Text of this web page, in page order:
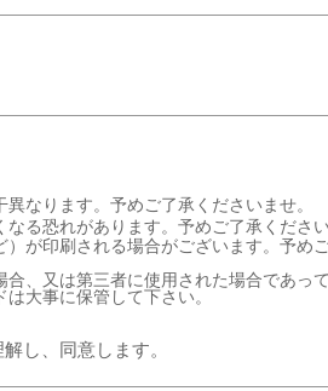
なります。予めご了承くださいませ。
る恐れがあります。予めご了承くださ
が印刷される場合がございます。予め
、又は第三者に使用された場合であっ
大事に保管して下さい。
し、同意します。